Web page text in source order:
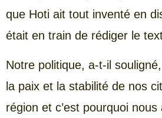
que Hoti ait tout inventé en
était en train de rédiger le
Notre politique, a-t-il
la paix et la stabilité de nos
région et c’est pourquoi